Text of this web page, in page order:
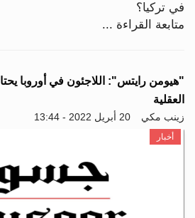
في تركيا؟
متابعة القراءة ...
"هيومن رايتس": اللاجئون في أوروبا
العقلية
زينب مكي 20 أبريل 2022 - 13:44
أخبار